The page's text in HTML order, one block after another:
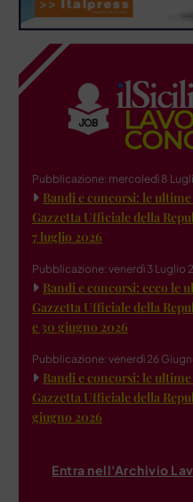
Pubblicazione: mercoledì 8
Bandi e concorsi: le
Gazzetta Ufficiale della
7 luglio 2026
Pubblicazione: venerdì 3 Luglio
Bandi e concorsi: ecco le
Gazzetta Ufficiale della
e 30 giugno 2026
Pubblicazione: venerdì 26
Bandi e concorsi: le
Gazzetta Ufficiale della
giugno 2026
Entra nell'Archivio